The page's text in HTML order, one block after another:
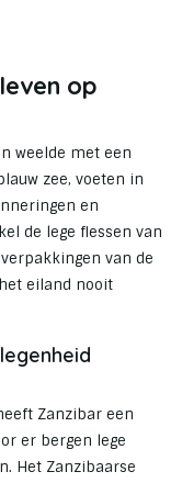
op
weelde met een
zee, voeten in
en
de lege flessen van
van de
eiland nooit
Zanzibar een
er bergen lege
Het Zanzibaarse